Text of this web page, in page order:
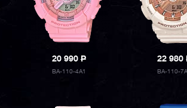
20 990P
BA-110-4A1
22 980
BA-110-